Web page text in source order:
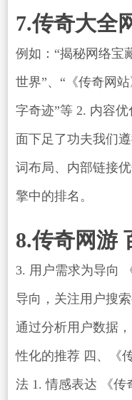
7.传奇大全
例如：“揭秘网络宝
世界”、“《传奇网
字奇迹”等 2. 内容
面下足了功夫我们
词布局、内部链接
擎中的排名。
8.传奇网游
3. 用户需求为导向
导向，关注用户搜
通过分析用户数据
性化的推荐 四、《
法 1. 情感表达 《传